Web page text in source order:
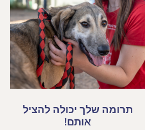
תרומה שלך יכולה להציל
אותם!